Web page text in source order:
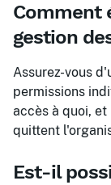
Comment
gestion
Assurez-vous
permissions
accès à quoi,
quittent
Est-il